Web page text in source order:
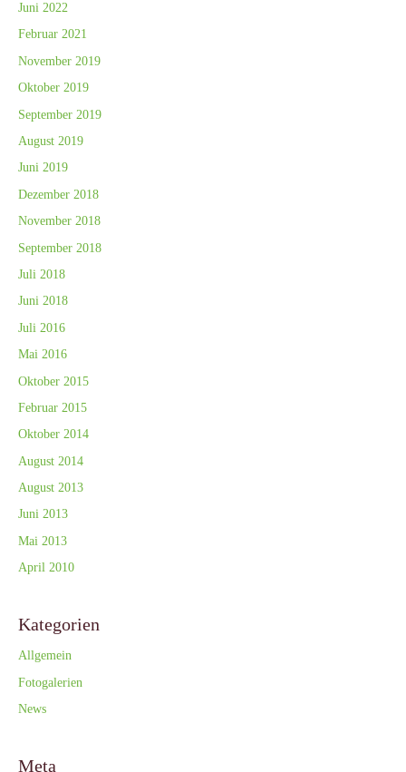
Juni 2022
Februar 2021
November 2019
Oktober 2019
September 2019
August 2019
Juni 2019
Dezember 2018
November 2018
September 2018
Juli 2018
Juni 2018
Juli 2016
Mai 2016
Oktober 2015
Februar 2015
Oktober 2014
August 2014
August 2013
Juni 2013
Mai 2013
April 2010
Kategorien
Allgemein
Fotogalerien
News
Meta